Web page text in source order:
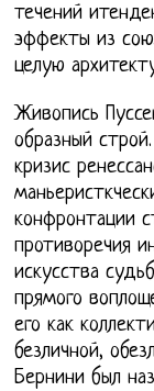
течений
эффекты из
целую
Живопись
образный
кризис
конфронтации
противоречия
искусства
прямого
его как
безличной,
Бернини был